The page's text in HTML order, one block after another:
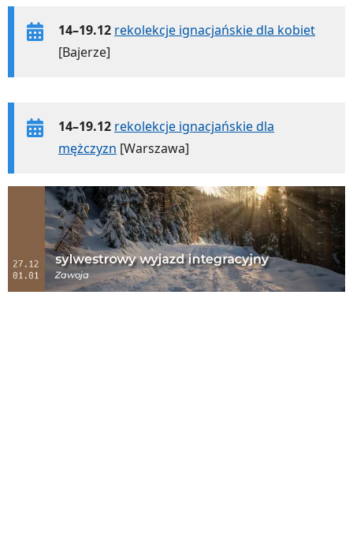
14–19.12 rekolekcje ignacjańskie dla kobiet
[Bajerze]
14–19.12 rekolekcje ignacjańskie dla
mężczyzn [Warszawa]